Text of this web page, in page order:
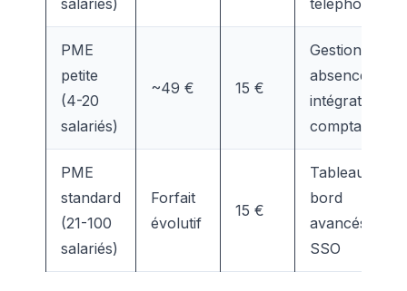
salariés)
téléphonique
PME
petite
(4-20
salariés)
~49 € 15 €
Gestion
absences,
intégration
compta
PME
standard
(21-100
salariés)
Forfait
évolutif
15 €
Tableaux de
bord
avancés,
SSO